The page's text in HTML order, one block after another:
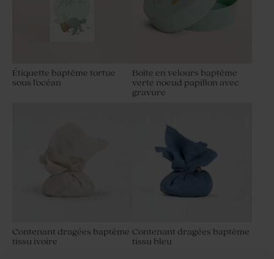
Étiquette baptême tortue
sous l'océan
Boîte en velours baptême
verte noeud papillon avec
gravure
Contenant dragées baptême
tissu ivoire
Contenant dragées baptême
tissu bleu